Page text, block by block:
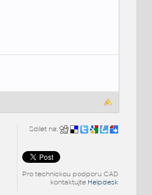
Sdílet na:
Pro technickou podporu CAD
kontaktujte Helpdesk